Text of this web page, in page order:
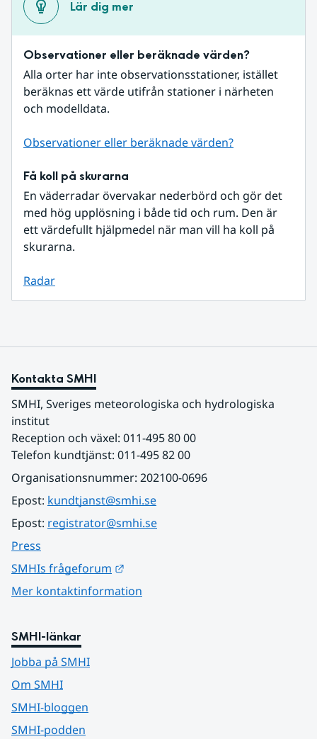
Lär dig mer
Observationer eller beräknade värden?
Alla orter har inte observationsstationer, istället
beräknas ett värde utifrån stationer i närheten
och modelldata.
Observationer eller beräknade värden?
Få koll på skurarna
En väderradar övervakar nederbörd och gör det
med hög upplösning i både tid och rum. Den är
ett värdefullt hjälpmedel när man vill ha koll på
skurarna.
Radar
Kontakta SMHI
SMHI, Sveriges meteorologiska och hydrologiska
institut
Reception och växel: 011-495 80 00
Telefon kundtjänst: 011-495 82 00
Organisationsnummer: 202100-0696
Epost: kundtjanst@smhi.se
Epost: registrator@smhi.se
Press
SMHIs frågeforum
Mer kontaktinformation
SMHI-länkar
Jobba på SMHI
Om SMHI
SMHI-bloggen
SMHI-podden